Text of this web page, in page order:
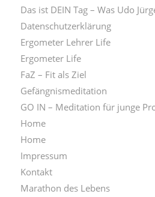
Das ist DEIN Tag – Was Udo
Datenschutzerklärung
Ergometer Lehrer Life
Ergometer Life
FaZ – Fit als Ziel
Gefängnismeditation
GO IN – Meditation für junge
Home
Home
Impressum
Kontakt
Marathon des Lebens